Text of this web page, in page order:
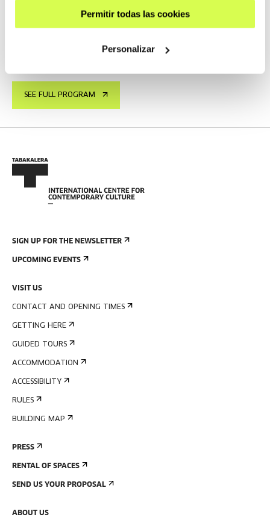
Permitir todas las cookies
Personalizar
NEXT LIVE STREAMS
SEE FULL PROGRAM
SIGN UP FOR THE NEWSLETTER
UPCOMING EVENTS
VISIT US
CONTACT AND OPENING TIMES
GETTING HERE
GUIDED TOURS
ACCOMMODATION
ACCESSIBILITY
RULES
BUILDING MAP
PRESS
RENTAL OF SPACES
SEND US YOUR PROPOSAL
ABOUT US